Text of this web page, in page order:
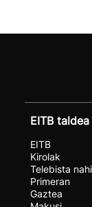
EITB taldea
EITB
Kirolak
Telebista
Primeran
Gaztea